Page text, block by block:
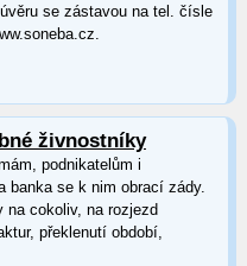
se zástavou na tel. čísle
živnostníky
podnikatelům i
se k nim obrací zády.
na cokoliv, na rozjezd
překlenutí období,